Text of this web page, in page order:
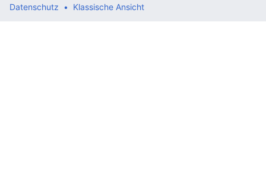
Datenschutz
Klassische Ansicht